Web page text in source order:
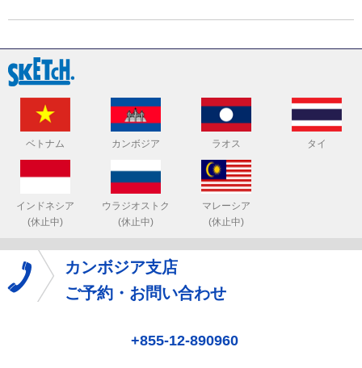
ベトナム カンボジア ラオス タイ
インドネシア
(休止中)
ウラジオストク
(休止中)
マレーシア
(休止中)
カンボジア支店
ご予約・お問い合わせ
+855-12-890960